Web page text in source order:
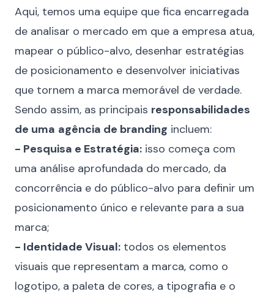
Aqui, temos uma equipe que fica encarregada
de analisar o mercado em que a empresa atua,
mapear o público-alvo, desenhar estratégias
de posicionamento e desenvolver iniciativas
que tornem a marca memorável de verdade.
Sendo assim, as principais responsabilidades
de uma agência de branding incluem:
- Pesquisa e Estratégia: isso começa com
uma análise aprofundada do mercado, da
concorrência e do público-alvo para definir um
posicionamento único e relevante para a sua
marca;
- Identidade Visual: todos os elementos
visuais que representam a marca, como o
logotipo, a paleta de cores, a tipografia e o